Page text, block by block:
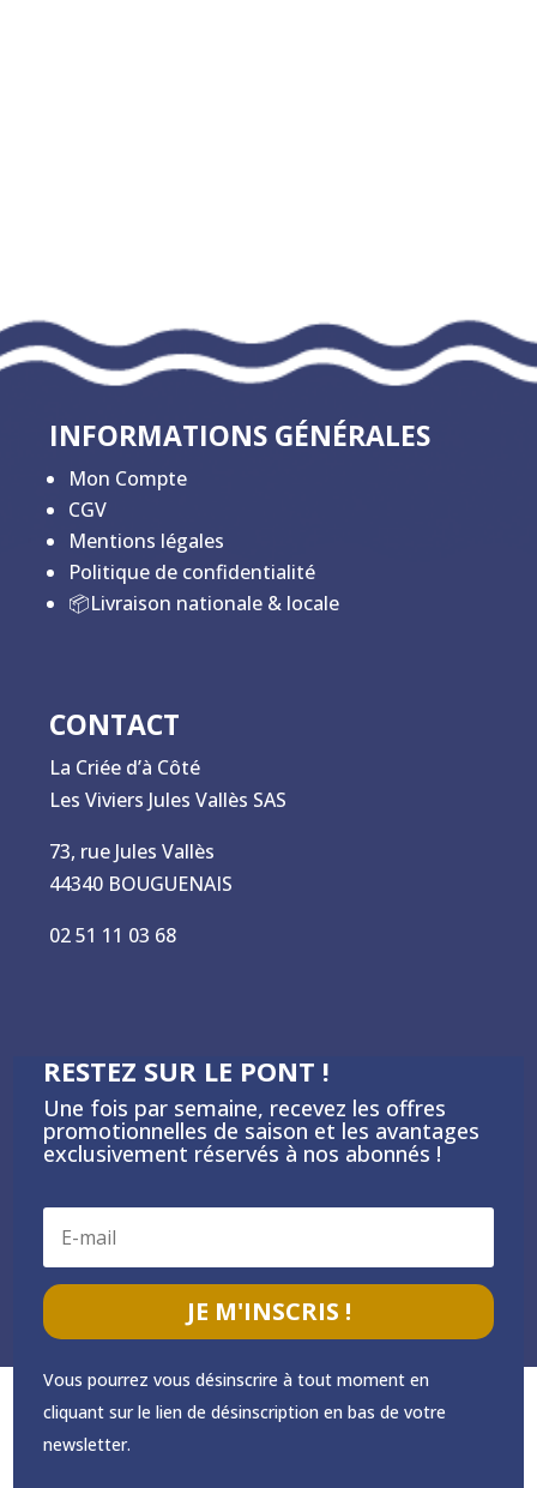
INFORMATIONS GÉNÉRALES
Mon Compte
CGV
Mentions légales
Politique de confidentialité
📦Livraison nationale & locale
CONTACT
La Criée d’à Côté
Les Viviers Jules Vallès SAS
73, rue Jules Vallès
44340 BOUGUENAIS
02 51 11 03 68
RESTEZ SUR LE PONT !
Une fois par semaine, recevez les offres
promotionnelles de saison et les avantages
exclusivement réservés à nos abonnés !
JE M'INSCRIS !
Vous pourrez vous désinscrire à tout moment en
cliquant sur le lien de désinscription en bas de votre
newsletter.